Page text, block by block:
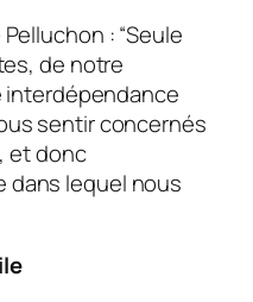
:“Seule
de notre
sentir concernés
et donc
dans lequel nous